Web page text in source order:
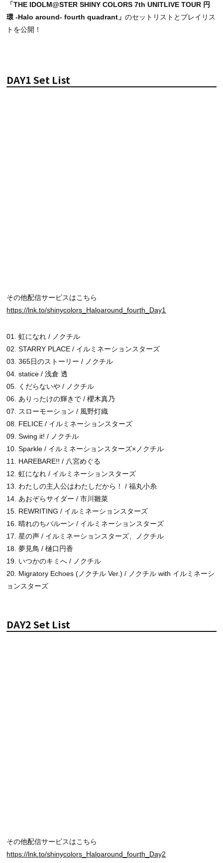
「THE IDOLM@STER SHINY COLORS 7th UNITLIVE TOUR 円
環 -Halo around- fourth quadrant」のセットリストとプレイリス
トを公開！
DAY1 Set List
その他配信サービスはこちら
https://lnk.to/shinycolors_Haloaround_fourth_Day1
01. 虹になれ / ノクチル
02.STARRY PLACE / イルミネーションスターズ
03. 365日のストーリー / ノクチル
04.statice /浅倉 透
05.
くだらないや / ノクチル
06. ありったけの輝きで /櫻木真乃
07. スローモーション / 風野灯織
08. FELICE / イルミネーションスターズ
09.Swing it! / ノクチル
10.Sparkle / イルミネーションスターズ×ノクチル
11. HAREBARE!! / 八宮めぐる
12.虹になれ / イルミネーションスターズ
13. わたしの主人公はわたしだから！ /福丸小糸
14. あおぞらサイダー /市川雛菜
15. REWRITING / イルミネーションスターズ
16.晴れのちバルーン / イルミネーションスターズ
17.星の声 / イルミネーションスターズ、ノクチル
18.夢見鳥 /樋口円香
19. いつかのキミへ / ノクチル
20. Migratory Echoes (ノクチル Ver.) / ノクチル with イルミネーシ
ョンスターズ
DAY2 Set List
その他配信サービスはこちら
https://lnk.to/shinycolors_Haloaround_fourth_Day2